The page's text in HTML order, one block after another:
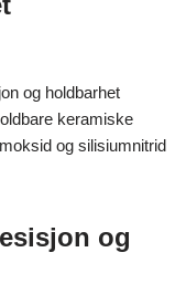
og holdbarhet
keramiske
og silisiumnitrid
og